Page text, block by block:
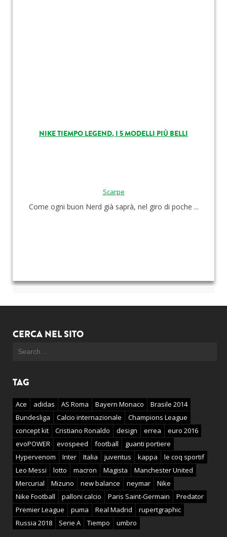
NIKE TIEMPO LEGEND, I 5 MODELLI PIÙ BELLI
Scarpe
Come ogni buon Nerd già saprà, nel giro di poche ...
CERCA NEL SITO
TAG
Ace adidas AS Roma Bayern Monaco
Brasile 2014
Bundesliga
Calcio internazionale
Champions League
concept kit
Cristiano Ronaldo design errea
euro 2016
evoPOWER
evospeed football
guanti portiere
Hypervenom
Inter Italia juventus kappa
le coq sportif
Leo Messi
lotto macron Magista
Manchester United
Mercurial
Mizuno new balance neymar
Nike
Nike Football
palloni calcio Paris Saint-Germain
Predator
Premier League
puma Real Madrid
rupertgraphic
Russia 2018
Serie A Tiempo umbro